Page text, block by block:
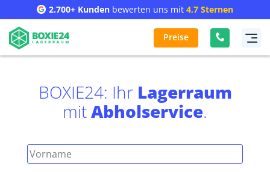
2.700+ Kunden bewerten uns mit 4,7 Sternen
Preise
BOXIE24: Ihr Lagerraum
mitAbholservice.